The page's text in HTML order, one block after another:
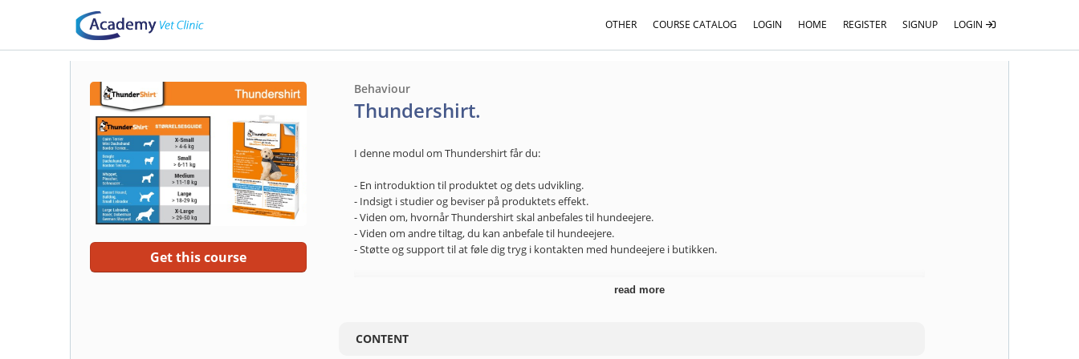
OTHER COURSE CATALOG LOGIN HOME REGISTER SIGNUP LOGIN
Get this course
Behaviour
Thundershirt.
I denne modul om Thundershirt får du:
- En introduktion til produktet og dets udvikling.
- Indsigt i studier og beviser på produktets effekt.
- Viden om, hvornår Thundershirt skal anbefales til hundeejere.
- Viden om andre tiltag, du kan anbefale til hundeejere.
- Støtte og support til at føle dig tryg i kontakten med hundeejere i butikken.
Uddannelsen er for dig, der er forhandler af Thundershirt. For dig, der arbejder i en dyrehandel, på et apotek eller på
read more
CONTENT